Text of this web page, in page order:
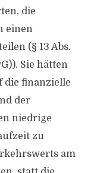
die
einen
(§ 13 Abs.
Sie hätten
die finanzielle
der
niedrige
zu
am